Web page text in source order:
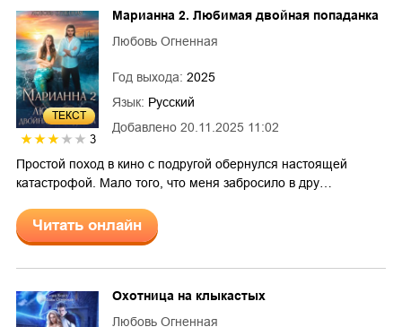
ТЕКСТ
3
Добавлено 20.11.2025 11:02
Марианна 2. Любимая двойная попаданка
Любовь Огненная
Год выхода: 2025
Язык: Русский
Простой поход в кино с подругой обернулся настоящей
катастрофой. Мало того, что меня забросило в дру…
Читать онлайн
Охотница на клыкастых
Любовь Огненная